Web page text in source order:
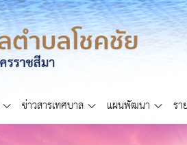
ข่าวสารเทศบาล แผนพัฒนา รา